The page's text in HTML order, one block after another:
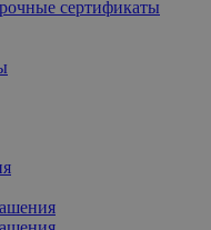
сертификаты